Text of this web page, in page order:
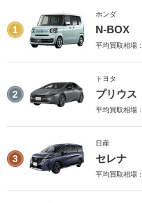
1
ホンダ
N-BOX
平均買取相場：
2
トヨタ
プリウス
平均買取相場：
3
日産
セレナ
平均買取相場：